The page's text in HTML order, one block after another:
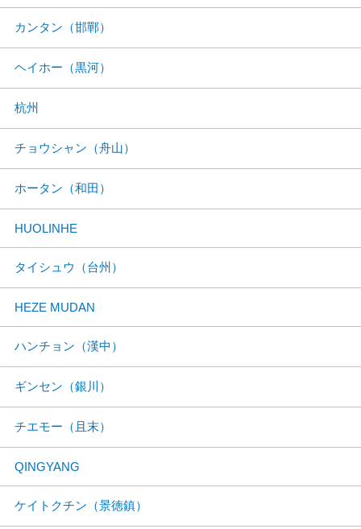
カンタン（邯鄲）
ヘイホー（黒河）
杭州
チョウシャン（舟山）
ホータン（和田）
HUOLINHE
タイシュウ（台州）
HEZE MUDAN
ハンチョン（漢中）
ギンセン（銀川）
チエモー（且末）
QINGYANG
ケイトクチン（景徳鎮）